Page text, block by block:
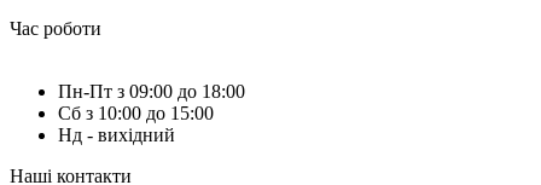
Час роботи
Пн-Пт з 09:00 до 18:00
Сб з 10:00 до 15:00
Нд - вихідний
Наші контакти